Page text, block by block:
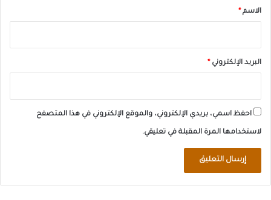
*الاسم *
البريد الإلكتروني *
احفظ اسمي، بريدي الإلكتروني، والموقع الإلكتروني في هذا المتصفح
لاستخدامها المرة المقبلة في تعليقي.